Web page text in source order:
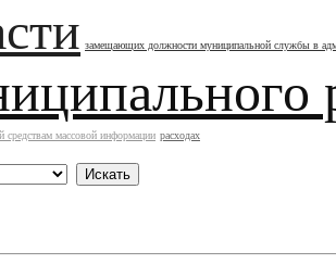
замещающих должности муниципальной службы в
средствам массовой информации расходах